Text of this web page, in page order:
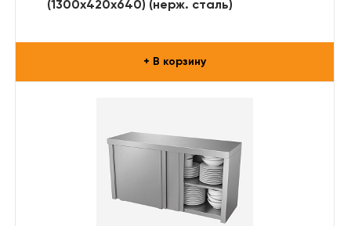
(1300х420х640) (нерж. сталь)
+ В корзину